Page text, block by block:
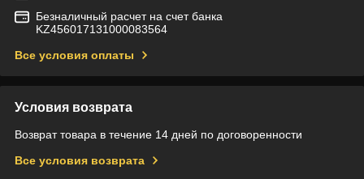
Безналичный расчет на счет банка
KZ456017131000083564
Все условия оплаты
Условия возврата
Возврат товара в течение 14 дней по договоренности
Все условия возврата